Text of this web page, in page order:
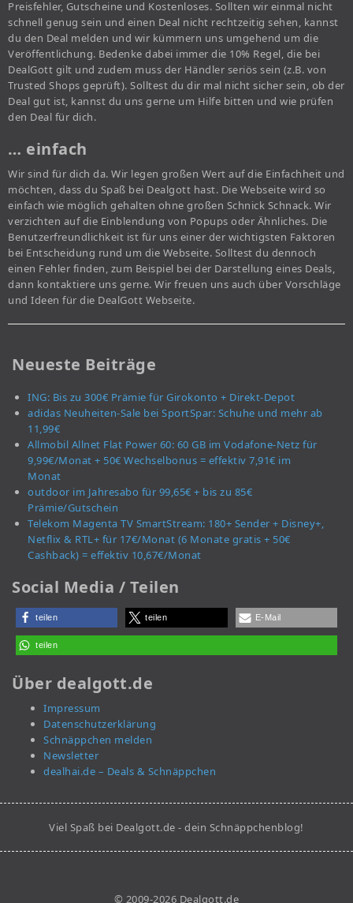
Preisfehler, Gutscheine und Kostenloses. Sollten wir einmal nicht
schnell genug sein und einen Deal nicht rechtzeitig sehen, kannst
du den Deal melden und wir kümmern uns umgehend um die
Veröffentlichung. Bedenke dabei immer die 10% Regel, die bei
DealGott gilt und zudem muss der Händler seriös sein (z.B. von
Trusted Shops geprüft). Solltest du dir mal nicht sicher sein, ob der
Deal gut ist, kannst du uns gerne um Hilfe bitten und wie prüfen
den Deal für dich.
… einfach
Wir sind für dich da. Wir legen großen Wert auf die Einfachheit und
möchten, dass du Spaß bei Dealgott hast. Die Webseite wird so
einfach wie möglich gehalten ohne großen Schnick Schnack. Wir
verzichten auf die Einblendung von Popups oder Ähnliches. Die
Benutzerfreundlichkeit ist für uns einer der wichtigsten Faktoren
bei Entscheidung rund um die Webseite. Solltest du dennoch
einen Fehler finden, zum Beispiel bei der Darstellung eines Deals,
dann kontaktiere uns gerne. Wir freuen uns auch über Vorschläge
und Ideen für die DealGott Webseite.
Neueste Beiträge
ING: Bis zu 300€ Prämie für Girokonto + Direkt-Depot
adidas Neuheiten-Sale bei SportSpar: Schuhe und mehr ab
11,99€
Allmobil Allnet Flat Power 60: 60 GB im Vodafone-Netz für
9,99€/Monat + 50€ Wechselbonus = effektiv 7,91€ im
Monat
outdoor im Jahresabo für 99,65€ + bis zu 85€
Prämie/Gutschein
Telekom Magenta TV SmartStream: 180+ Sender + Disney+,
Netflix & RTL+ für 17€/Monat (6 Monate gratis + 50€
Cashback) = effektiv 10,67€/Monat
Social Media / Teilen
teilen teilen E-Mail
teilen
Über dealgott.de
Impressum
Datenschutzerklärung
Schnäppchen melden
Newsletter
dealhai.de – Deals & Schnäppchen
Viel Spaß bei Dealgott.de - dein Schnäppchenblog!
© 2009-2026 Dealgott.de